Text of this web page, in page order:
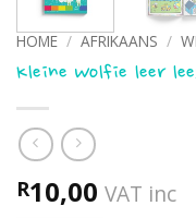
HOME / AFRIKAANS /
Kleine Wolfie leer
R10,00 VAT inc